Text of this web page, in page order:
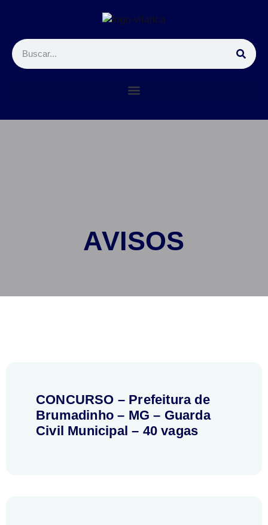
AVISOS
CONCURSO – Prefeitura de
Brumadinho – MG – Guarda
Civil Municipal – 40 vagas